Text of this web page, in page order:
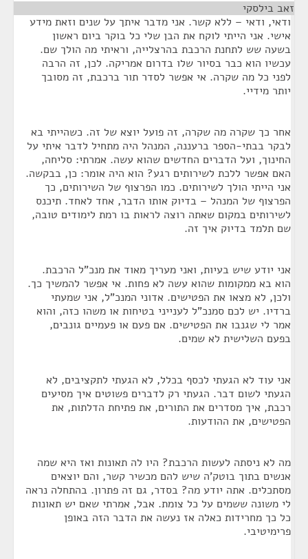
זאב בילסקי
ודאי, ודאי – ללא קשר. אני מדבר איתך על שנים וזאת מידע
אישי. אני הייתי לוקח את הבן שלי כל בוקר ביום ראשון
בשעה שש לתחנת הרכבת בהרצלייה, וראיתי מה הולך שם.
עכשיו הוא כבר בסיור שלו בדרום אמריקה. לכן, זה הרבה
לפני כל מה שקרה. אי אפשר לסדר תור ברכבת, זה מסובך
יותר מידיי.
אחר כך שקרה מה שקרה, זה פועל יוצא של זה. כשהייתי בא
לבקר בבתי-הספר ברעננה, המנהל היה מתחיל לדבר איתי על
החינוך, ועל הדברים החדשים שהוא עשה. אמרתי: סליחה,
האם אפשר ללכת לשירותים רגע? הוא היה אומר: כן, בבקשה.
אני הייתי הולך לשירותים. כמו הפרצוף של השירותים, כך
הפרצוף של המנהל – בדיוק אותו הדבר, אחד לאחד. תיכנס
לשירותים במקום שאתה רוצה לראות בו רמת לימודים טובה,
שם תלמד בדיוק איך זה.
אני יודע שיש בעיות, ואני מעריך מאוד את מנכ"ל הרכבת.
הוא בא ממקומות שהוא עשה לא פחות. אי אפשר להמשיך כך.
ולכן, לא מצאו את הפטישים. אדוני המנכ"ל, אני שמעתי
ברדיו. יש לכם סמנכ"ל לענייני בטיחות או משהו כזה, והוא
אמר לי שגנבו את הפטישים. אם פעם או פעמיים גונבים,
בפעם השלישית לא שמים.
אני עוד לא הגעתי לכסף בכלל, לא הגעתי לתקציבים, לא
הגעתי לשום דבר. הגעתי רק לדברים פשוטים איך מסיעים
רכבת, איך מסדרים את התורים, את פתיחת הדלתות, את
הפטישים, את ההודעות.
מה לא ניסתה לעשות הרכבת? היו לה תאונות ואז היא שמה
אנשים בתוך בוטק'ה שיש להם מכשיר קשר, והם יוצאים
מסתכלים. אתה יודע מה? בסדר, גם זה פתרון. בהתחלה נראה
לי משונה ששמים על כל צומת. אבל, אמרתי שאם יש תאונות
כל כך מחרידות כאלה אז נעשה את הדבר הזה באופן
פרימיטיבי.